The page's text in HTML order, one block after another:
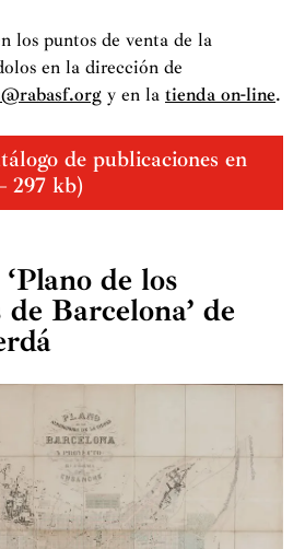
los puntos de venta de la
en la dirección de
y en la tienda on-line.
de publicaciones en
297 kb)
de los
Barcelona’ de